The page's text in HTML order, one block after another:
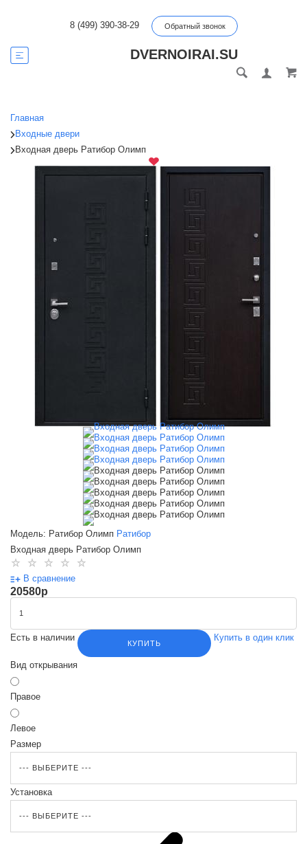
8 (499) 390-38-29 Обратный звонок
DVERNOIRAI.SU
Главная
Входные двери
Входная дверь Ратибор Олимп
Модель: Ратибор Олимп Ратибор
Входная дверь Ратибор Олимп
В сравнение
20580p
Есть в наличии
КУПИТЬ
Купить в один клик
Вид открывания
Правое
Левое
Размер
Установка